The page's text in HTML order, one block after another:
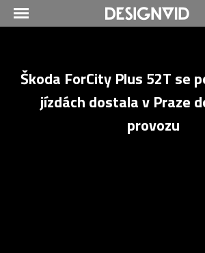
Škoda ForCity Plus 52T se
jízdách dostala v Praze
provozu